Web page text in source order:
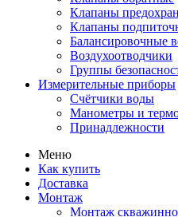
Клапаны
Клапаны
Балансировочные
Воздухоотводчики
Группы
Измерительные приборы
Счётчики воды
Манометры и
Принадлежности
Меню
Как купить
Доставка
Монтаж
Монтаж